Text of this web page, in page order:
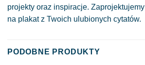
projekty oraz inspiracje.
na plakat z Twoich ulubionych cytatów.
PODOBNE PRODUKTY